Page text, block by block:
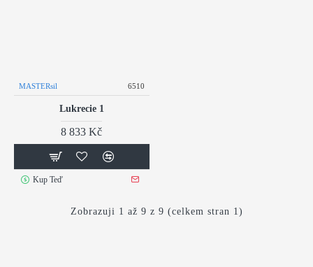
MASTERsil 6510
Lukrecie 1
8 833 Kč
Kup Teď
Zobrazuji 1 až 9 z 9 (celkem stran 1)